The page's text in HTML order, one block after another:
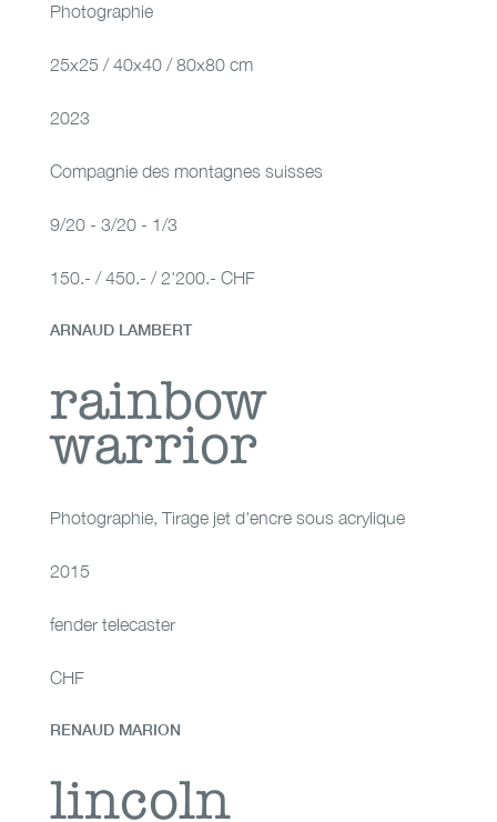
Photographie
25x25 / 40x40 / 80x80 cm
2023
Compagnie des montagnes suisses
9/20 - 3/20 - 1/3
150.- / 450.- / 2'200.- CHF
rainbow warrior
ARNAUD LAMBERT
rainbow
warrior
Photographie, Tirage jet d'encre sous acrylique
2015
fender telecaster
CHF
lincoln continental
RENAUD MARION
lincoln